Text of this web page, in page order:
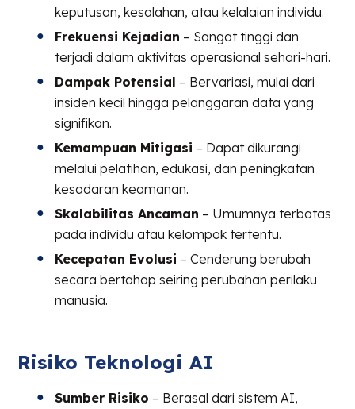
keputusan, kesalahan, atau kelalaian individu.
Frekuensi Kejadian – Sangat tinggi dan
terjadi dalam aktivitas operasional sehari-hari.
Dampak Potensial – Bervariasi, mulai dari
insiden kecil hingga pelanggaran data yang
signifikan.
Kemampuan Mitigasi – Dapat dikurangi
melalui pelatihan, edukasi, dan peningkatan
kesadaran keamanan.
Skalabilitas Ancaman – Umumnya terbatas
pada individu atau kelompok tertentu.
Kecepatan Evolusi – Cenderung berubah
secara bertahap seiring perubahan perilaku
manusia.
Risiko Teknologi AI
Sumber Risiko – Berasal dari sistem AI,